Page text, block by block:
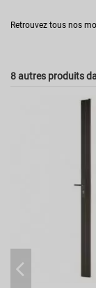
Retrouvez tous nos
8 autres produits